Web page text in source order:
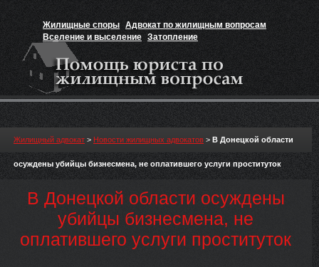
Жилищные споры Адвокат по жилищным вопросам
Вселение и выселение Затопление
Признание прав на жильё
Жилищный адвокат > Новости жилищных адвокатов > В Донецкой области
осуждены убийцы бизнесмена, не оплатившего услуги проституток
В Донецкой области осуждены
убийцы бизнесмена, не
оплатившего услуги проституток